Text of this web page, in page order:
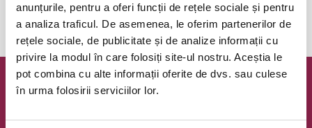
anunțurile, pentru a oferi funcții de rețele sociale și pentru
a analiza traficul. De asemenea, le oferim partenerilor de
rețele sociale, de publicitate și de analize informații cu
privire la modul în care folosiți site-ul nostru. Aceștia le
pot combina cu alte informații oferite de dvs. sau culese
în urma folosirii serviciilor lor.
Evenimentul a expirat.
Newsletter @ Bilete.ro
Oferte exclusive si o editie saptamanala cu cele mai noi